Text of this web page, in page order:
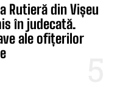
Rutieră din Vișeu
în judecată.
ale ofițerilor